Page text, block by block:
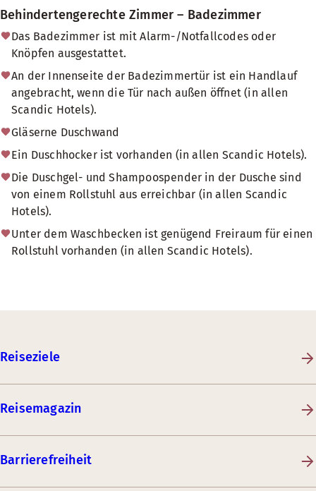
Behindertengerechte Zimmer – Badezimmer
Das Badezimmer ist mit Alarm-/Notfallcodes oder
Knöpfen ausgestattet.
An der Innenseite der Badezimmertür ist ein Handlauf
angebracht, wenn die Tür nach außen öffnet (in allen
Scandic Hotels).
Gläserne Duschwand
Ein Duschhocker ist vorhanden (in allen Scandic Hotels).
Die Duschgel- und Shampoospender in der Dusche sind
von einem Rollstuhl aus erreichbar (in allen Scandic
Hotels).
Unter dem Waschbecken ist genügend Freiraum für einen
Rollstuhl vorhanden (in allen Scandic Hotels).
Reiseziele
Reisemagazin
Barrierefreiheit